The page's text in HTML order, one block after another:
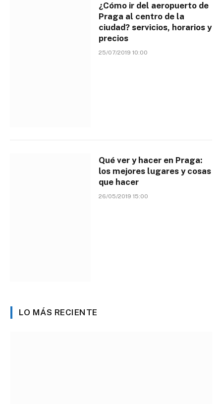
¿Cómo ir del aeropuerto de
Praga al centro de la
ciudad? servicios, horarios y
precios
25/07/2019 10:00
Qué ver y hacer en Praga:
los mejores lugares y cosas
que hacer
26/05/2019 15:00
LO MÁS RECIENTE